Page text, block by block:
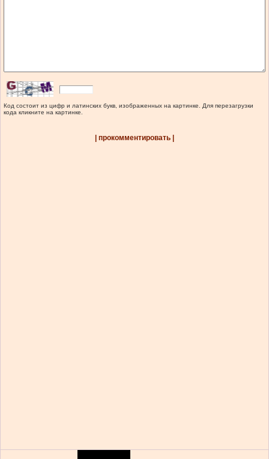
Код состоит из цифр и латинских букв, изображенных на картинке. Для перезагрузки
кода кликните на картинке.
| прокомментировать |